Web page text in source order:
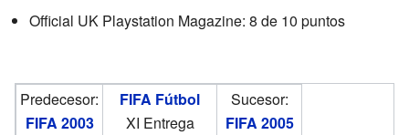
Official UK Playstation Magazine: 8 de 10 puntos
Predecesor:
FIFA 2003
FIFA Fútbol
XI Entrega
Sucesor:
FIFA 2005